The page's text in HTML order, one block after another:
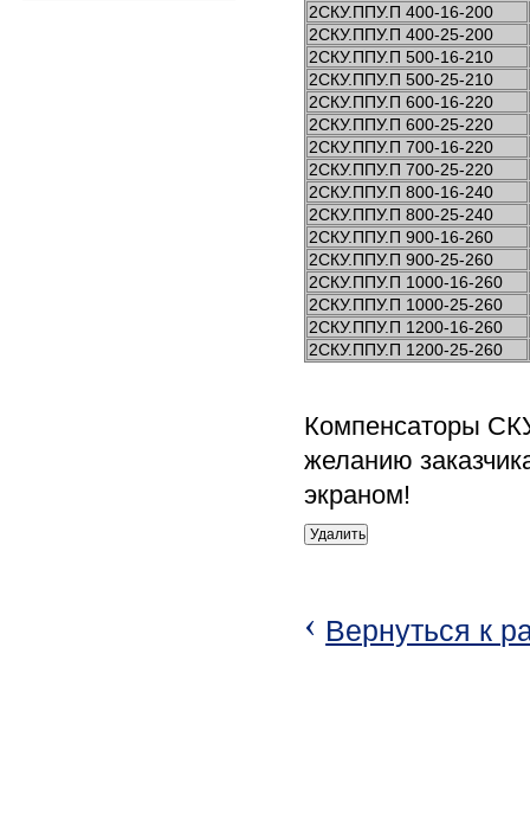
2СКУ.ППУ.П 400-16-200
2СКУ.ППУ.П 400-25-200
2СКУ.ППУ.П 500-16-210
2СКУ.ППУ.П 500-25-210
2СКУ.ППУ.П 600-16-220
2СКУ.ППУ.П 600-25-220
2СКУ.ППУ.П 700-16-220
2СКУ.ППУ.П 700-25-220
2СКУ.ППУ.П 800-16-240
2СКУ.ППУ.П 800-25-240
2СКУ.ППУ.П 900-16-260
2СКУ.ППУ.П 900-25-260
2СКУ.ППУ.П 1000-16-260
2СКУ.ППУ.П 1000-25-260
2СКУ.ППУ.П 1200-16-260
2СКУ.ППУ.П 1200-25-260
Компенсаторы
желанию
экраном!
Удалить
‹ Вернуться к